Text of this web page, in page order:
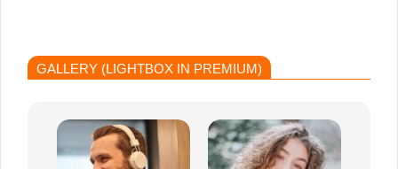
GALLERY (LIGHTBOX IN PREMIUM)